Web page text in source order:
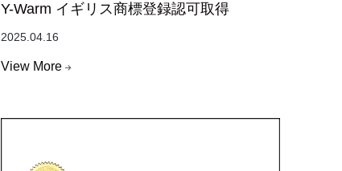
Y-Warm イギリス商標登録認可取得
2025.04.16
View More